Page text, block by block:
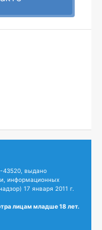
43520, выдано
информационных
17 января 2011 г.
лицам младше 18 лет.